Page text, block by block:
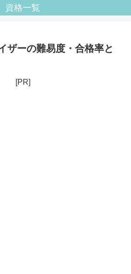
資格一覧
ザーの難易度・合格率と
[PR]